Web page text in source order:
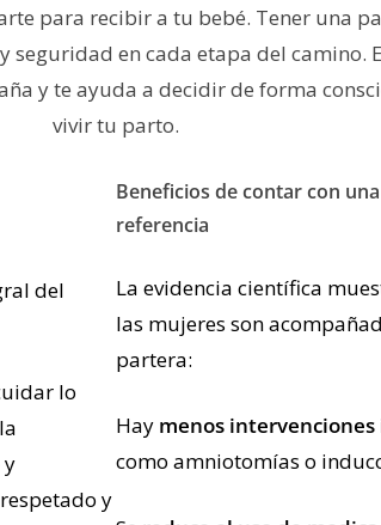
para recibir a tu bebé. Tener una
en cada etapa del camino.
y te ayuda a decidir de forma
vivir tu parto.
del
lo
y
y
Beneficios de contar con
referencia
La evidencia científica
las mujeres son
partera:
Hay menos intervenciones
como amniotomías o